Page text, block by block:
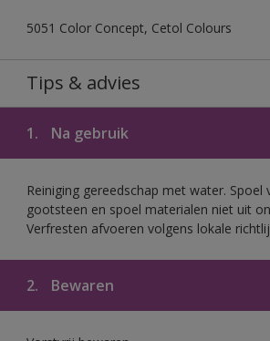
5051 Color Concept, Cetol Colours
Tips & advies
1. Na gebruik
Reiniging gereedschap met water.
gootsteen en spoel materialen niet uit
Verfresten afvoeren volgens lokale
2. Bewaren